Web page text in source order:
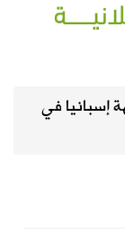
إسبانيا في